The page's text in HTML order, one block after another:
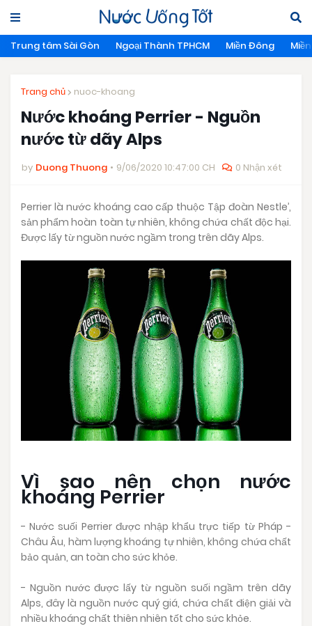
Trung tâm Sài Gòn Ngoại Thành TPHCM Miền Đông
Trang chủ nuoc-khoang
Nước khoáng Perrier - Nguồn
nước từ dãy Alps
by Duong Thuong 9/06/2020 10:47:00 CH 0 Nhận xét
Perrier là nước khoáng cao cấp thuộc Tập đoàn Nestle’,
sản phẩm hoàn toàn tự nhiên, không chứa chất độc hại.
Được lấy từ nguồn nước ngầm trong trên dãy Alps.
Vì sao nên chọn nước
khoáng Perrier
- Nước suối Perrier được nhập khẩu trực tiếp từ Pháp -
Châu Âu, hàm lượng khoáng tự nhiên, không chứa chất
bảo quản, an toàn cho sức khỏe.
- Nguồn nước được lấy từ nguồn suối ngầm trên dãy
Alps, đây là nguồn nước quý giá, chứa chất điện giải và
nhiều khoáng chất thiên nhiên tốt cho sức khỏe.